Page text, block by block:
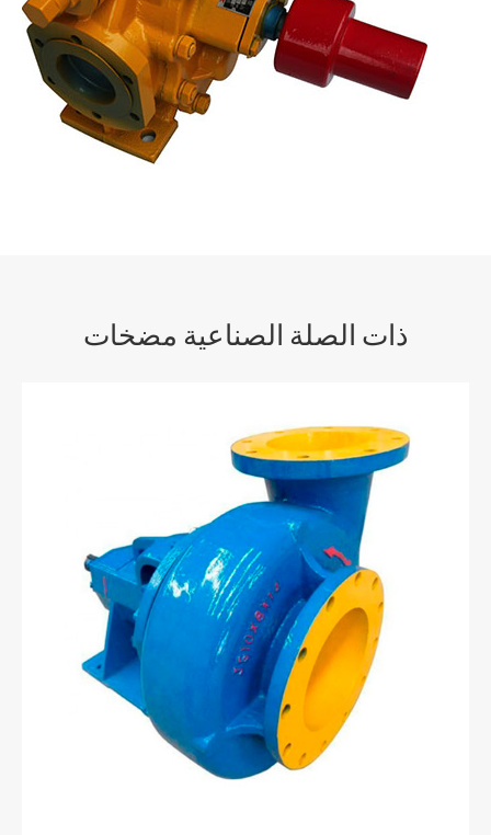
ذات الصلة الصناعية مضخات